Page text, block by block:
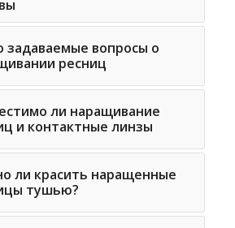
задаваемые вопросы о
ресниц
ли наращивание
и контактные линзы
ли красить наращенные
тушью?